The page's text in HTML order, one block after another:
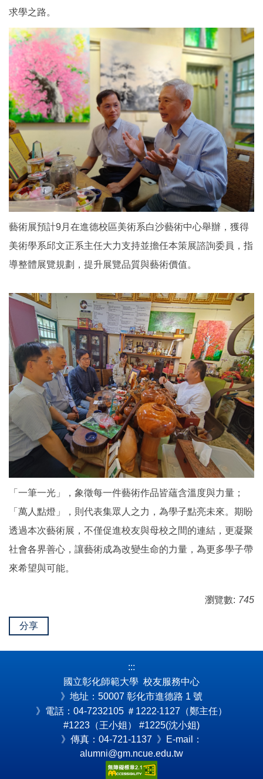
求學之路。
藝術展預計9月在進德校區美術系白沙藝術中心舉辦，獲得
美術學系邱文正系主任大力支持並擔任本策展諮詢委員，指
導整體展覽規劃，提升展覽品質與藝術價值。
「一筆一光」，象徵每一件藝術作品皆蘊含溫度與力量；
「萬人點燈」，則代表集眾人之力，為學子點亮未來。期盼
透過本次藝術展，不僅促進校友與母校之間的連結，更凝聚
社會各界善心，讓藝術成為改變生命的力量，為更多學子帶
來希望與可能。
瀏覽數: 745
分享
:::
國立彰化師範大學 校友服務中心
》地址：50007 彰化市進德路 1 號
》電話：04-7232105 ＃1222‧1127（鄭主任）
#1223（王小姐） #1225(沈小姐)
》傳真：04-721-1137 》E-mail：
alumni@gm.ncue.edu.tw